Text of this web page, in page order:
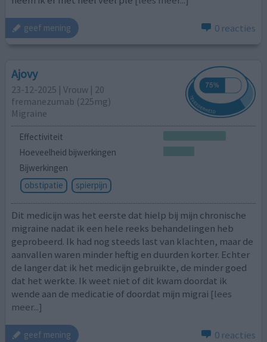
geef mening 0 reacties
Ajovy
23-12-2025 | Vrouw | 20
fremanezumab (225mg)
Migraine
Effectiviteit
Hoeveelheid bijwerkingen
Bijwerkingen
obstipatie
spierpijn
Dit medicijn was het eerste dat hielp bij mijn chronische
migraine nadat ik een hele reeks behandelingen heb
geprobeerd. Ik had nog steeds last van klachten, maar de
aanvallen waren minder heftig en duurden korter. Echter
de langer dat ik het medicijn gebruikte, de minder goed
dat het werkte. Ik weet niet of dit kwam doordat ik
wende aan de medicatie of doordat mijn migrai [lees
meer...]
geef mening 0 reacties